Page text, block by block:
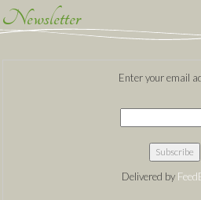
Newsletter
Enter your email
Delivered by